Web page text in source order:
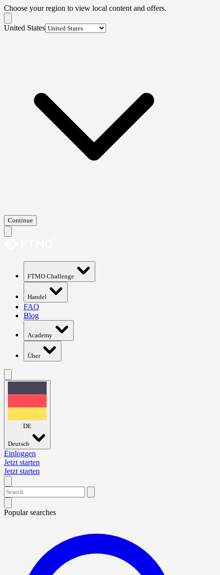
Choose your region to view local content and offers.
United States
Continue
FTMO Challenge
Handel
FAQ
Blog
Academy
Über
DE
Deutsch
Einloggen
Jetzt starten
Jetzt starten
Popular searches